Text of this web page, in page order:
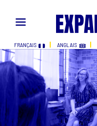
FRANÇAIS ANGLAIS